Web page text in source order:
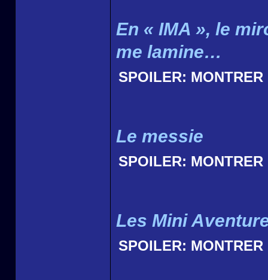
En « IMA », le
me lamine…
SPOILER: MONTRER
Le messie
SPOILER: MONTRER
Les Mini
SPOILER: MONTRER